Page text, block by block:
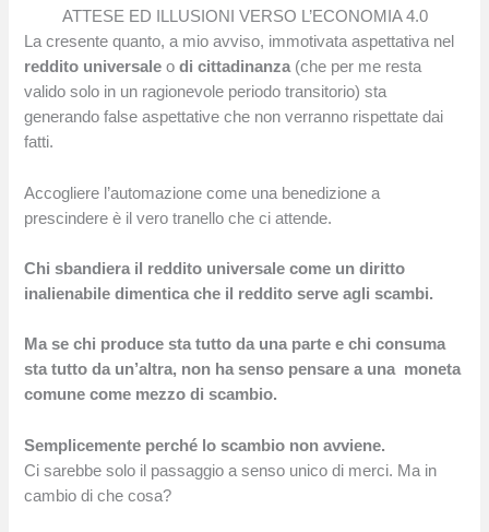
ATTESE ED ILLUSIONI VERSO L’ECONOMIA 4.0
La cresente quanto, a mio avviso, immotivata aspettativa nel
reddito universale odi cittadinanza(che per me resta
valido solo in un ragionevole periodo transitorio) sta
generando false aspettative che non verranno rispettate dai
fatti.
Accogliere l’automazione come una benedizione a
prescindere è il vero tranello che ci attende.
Chi sbandiera il reddito universale come un diritto
inalienabile dimentica che il reddito serve agli scambi.
Ma se chi produce sta tutto da una parte e chi consuma
sta tutto da un’altra, non ha senso pensare a una moneta
comune come mezzo di scambio.
Semplicemente perché lo scambio non avviene.
Ci sarebbe solo il passaggio a senso unico di merci. Ma in
cambio di che cosa?